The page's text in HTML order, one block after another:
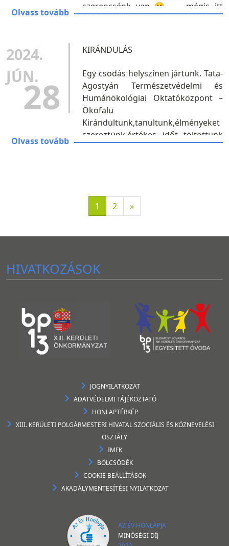
szerencsénk van 🙂 – mégis itt
görény,...
Olvass tovább
2024.
JÚN.28
KIRÁNDULÁS
Egy csodás helyszínen jártunk. Tata-
Agostyán Természetvédelmi és
Humánökológiai Oktatóközpont –
Ökofalu
Kirándultunk,tanultunk,élményeket
szereztünk,értékes időt töltöttünk
Olvass tovább
1 2 »
HIVATKOZÁSOK
JOGNYILATKOZAT
ADATVÉDELMI TÁJÉKOZTATÓ
HONLAPTÉRKÉP
XIII. KERÜLETI POLGÁRMESTERI HIVATAL SZOCIÁLIS ÉS KÖZNEVELÉSI
OSZTÁLY
IMFK
BÖLCSÖDÉK
COOKIE BEÁLLÍTÁSOK
AKADÁLYMENTESÍTÉSI NYILATKOZAT
AZ ÉV HONLAPJA
MINŐSÉGI DÍJ